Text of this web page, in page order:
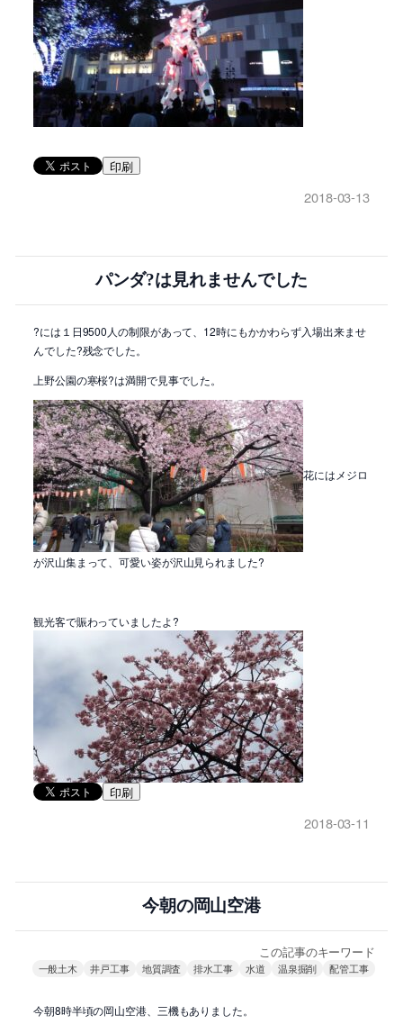
印刷
2018-03-13
パンダ?は見れませんでした
?には１日9500人の制限があって、12時にもかかわらず入場出来ませ
んでした?残念でした。
上野公園の寒桜?は満開で見事でした。
花にはメジロ
が沢山集まって、可愛い姿が沢山見られました?
観光客で賑わっていましたよ?
印刷
2018-03-11
今朝の岡山空港
この記事のキーワード
一般土木 井戸工事 地質調査 排水工事 水道 温泉掘削 配管工事
今朝8時半頃の岡山空港、三機もありました。